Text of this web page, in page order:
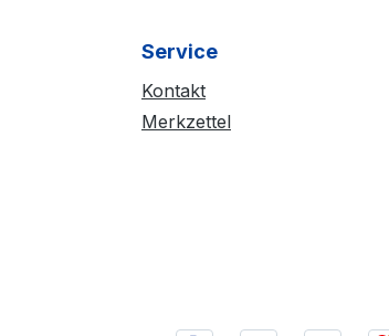
Service
Kontakt
Merkzettel